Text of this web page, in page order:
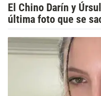
El Chino Darín y
última foto que se